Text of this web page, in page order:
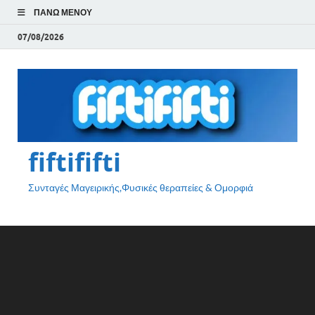
ΠΆΝΩ ΜΕΝΟΎ
07/08/2026
fiftififti
Συνταγές Μαγειρικής,Φυσικές θεραπείες & Ομορφιά